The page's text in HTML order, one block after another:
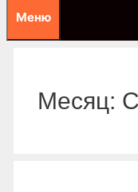
Меню
Месяц: